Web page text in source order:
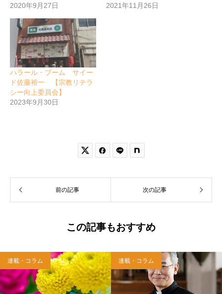
2020年9月27日
2021年11月26日
ハラール・ブーム サイー
ド佐藤裕一 【宗教リテラ
シー向上委員会】
2023年9月30日
 
前の記事 次の記事
この記事もおすすめ
連載・コラム 連載・コラム